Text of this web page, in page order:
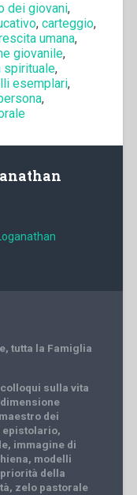
dei giovani,
, carteggio,
umana,
giovanile,
spirituale,
esemplari,
,
, tutta la Famiglia
colloqui sulla vita
dimensione
dei
epistolario,
, immagine di
, modelli
priorità della
, zelo pastorale